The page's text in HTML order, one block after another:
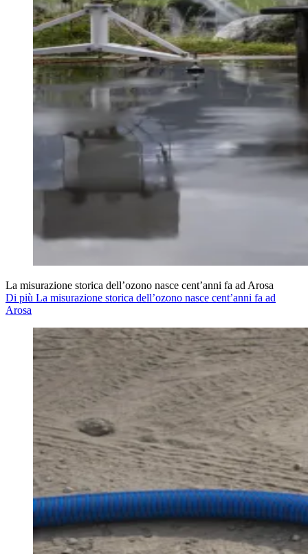
La misurazione storica dell’ozono nasce cent’anni fa ad Arosa
Di più La misurazione storica dell’ozono nasce cent’anni fa ad
Arosa